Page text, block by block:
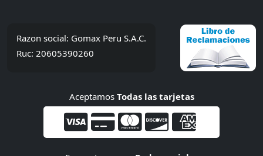
Razon social: Gomax Peru S.A.C.
Ruc: 20605390260
Aceptamos Todas las tarjetas